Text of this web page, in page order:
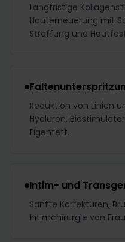
Langfristige
Hauterneuerung mit
Straffung und
Reduktion von Linien
Hyaluron,
Eigenfett.
Intim- und
Sanfte Korrekturen,
Intimchirurgie von